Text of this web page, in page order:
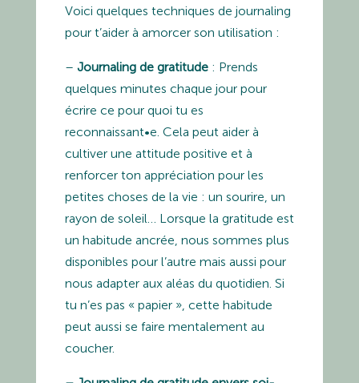
Voici quelques techniques de journaling
pour t’aider à amorcer son utilisation :
– Journaling de gratitude: Prends
quelques minutes chaque jour pour
écrire ce pour quoi tu es
reconnaissant•e. Cela peut aider à
cultiver une attitude positive et à
renforcer ton appréciation pour les
petites choses de la vie : un sourire, un
rayon de soleil… Lorsque la gratitude est
un habitude ancrée, nous sommes plus
disponibles pour l’autre mais aussi pour
nous adapter aux aléas du quotidien. Si
tu n’es pas « papier », cette habitude
peut aussi se faire mentalement au
coucher.